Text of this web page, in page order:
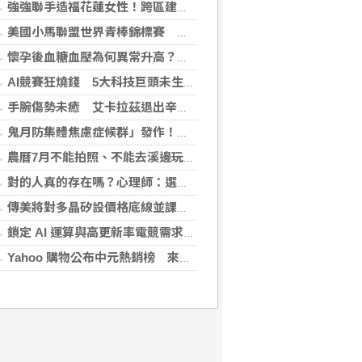
強強聯手造福花蓮女性！跨區建立生殖照護模式，備孕無後顧之憂
美國小馬聯盟世界青棒錦標賽 台灣隊奪亞軍
懷孕後血糖血壓為何異常升高？醫揭原因 規律產檢安心掌握孕期變化
AI競賽狂燒錢 5大科技巨頭未生效租金飆逾35兆元
手腕傷勢未癒 艾卡拉茲退出辛辛那提大師賽
鬼月防集體焦慮症候群」發作！醫揭：安度民俗月2大「認知調適」對策
農曆7月不能拍照、不能去溪邊玩？小心過度焦慮引發「鬼月症候群」
對的人真的存在嗎？心理師：選對的人只占30%，剩下70%靠「這件事」
傳美將對多晶矽設價格底線並課關稅 劍指中國供應鏈
鎖定 AI 運算與高更新率電競需求 技嘉 AORUS P1600W 電源供應器、宏碁 Nitro XV272U Z2 螢幕登場
Yahoo 購物公布中元熱銷榜 來一客蟬聯泡麵冠軍、紙紮吹科技風